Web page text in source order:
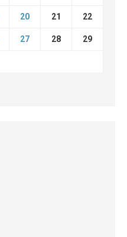
20 21 22
27 28 29